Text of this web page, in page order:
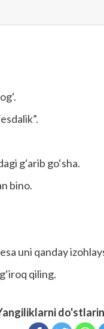
g‘arib go‘sha.
bino.
uni qanday
qiling.